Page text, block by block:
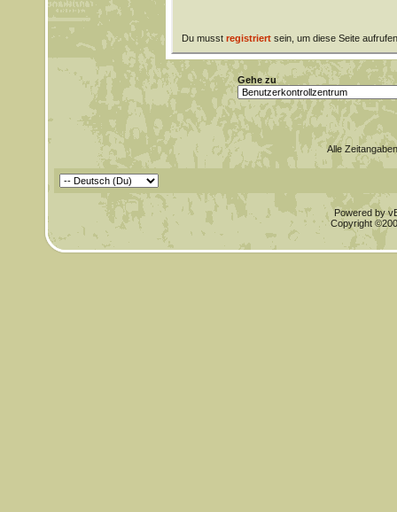
Du musst registriertsein, um diese Seite
Gehe zu
Alle
Powered by
Copyright